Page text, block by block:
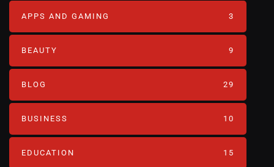
APPS AND GAMING 3
BEAUTY 9
BLOG 29
BUSINESS 10
EDUCATION 15